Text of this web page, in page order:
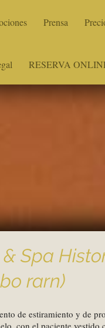
Prensa
RESERVA
Spa
rarn)
de estiramiento y de
con el paciente vestido